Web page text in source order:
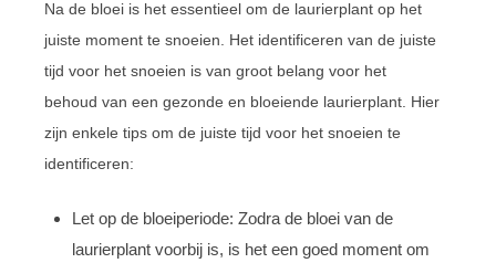
Na de bloei is het essentieel om de laurierplant op het
juiste moment te snoeien. Het identificeren van de juiste
tijd voor het snoeien is van groot belang voor het
behoud van een gezonde en bloeiende laurierplant. Hier
zijn enkele tips om de juiste tijd voor het snoeien te
identificeren:
Let op de bloeiperiode: Zodra de bloei van de
laurierplant voorbij is, is het een goed moment om